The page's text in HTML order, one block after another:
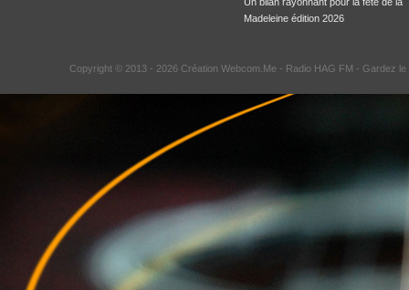
Madeleine édition 2026
Copyright © 2013 - 2026 Création Webcom.Me - Radio HAG FM - Gardez le